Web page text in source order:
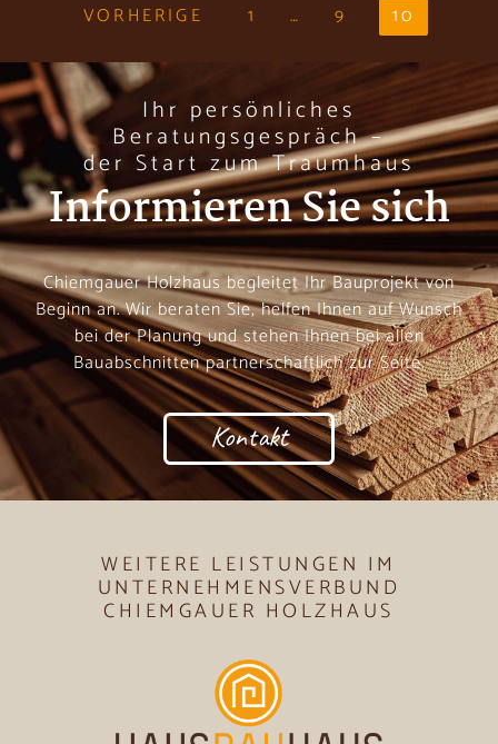
VORHERIGE 1 … 9 10
Informieren Sie sich
Ihr persönliches
Beratungsgespräch –
der Start zum Traumhaus
Chiemgauer Holzhaus begleitet Ihr Bauprojekt von
Beginn an. Wir beraten Sie, helfen Ihnen auf Wunsch
bei der Planung und stehen Ihnen bei allen
Bauabschnitten partnerschaftlich zur Seite.
Kontakt
WEITERE LEISTUNGEN IM
UNTERNEHMENSVERBUND
CHIEMGAUER HOLZHAUS